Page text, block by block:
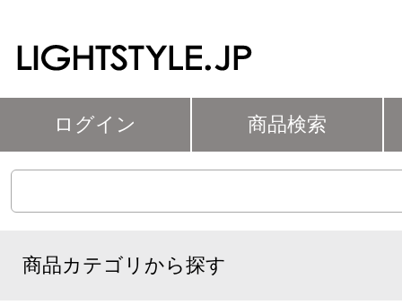
ログイン 商品検索
商品カテゴリから探す